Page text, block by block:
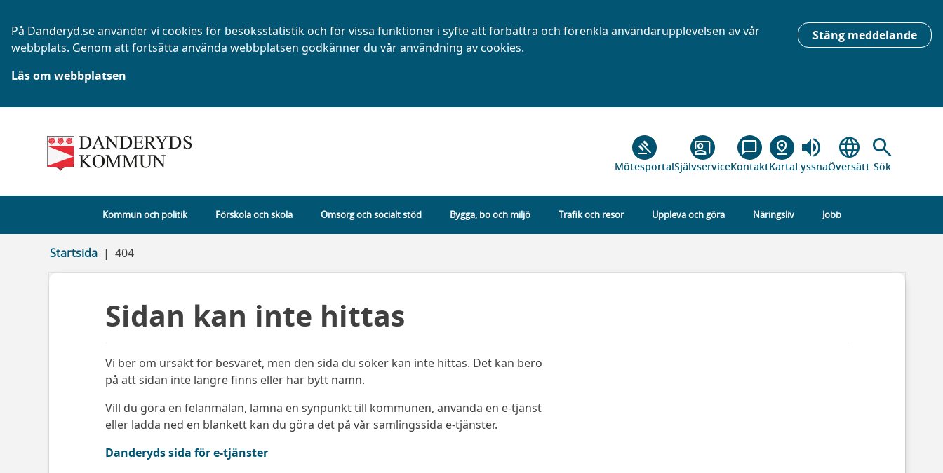
Stäng meddelande
På Danderyd.se använder vi cookies för besöksstatistik och för vissa funktioner i syfte att förbättra och förenkla användarupplevelsen av vår
webbplats. Genom att fortsätta använda webbplatsen godkänner du vår användning av cookies.
Läs om webbplatsen
gavel
Mötesportal
co_present
Självservice
chat_bubble_outline
Kontakt
pin_drop
Karta
volume_up
Lyssna
language
Översätt
search
Sök
Kommun och politik Förskola och skola Omsorg och socialt stöd Bygga, bo och miljö Trafik och resor Uppleva och göra Näringsliv Jobb
Startsida 404
Sidan kan inte hittas
Vi ber om ursäkt för besväret, men den sida du söker kan inte hittas. Det kan bero
på att sidan inte längre finns eller har bytt namn.
Vill du göra en felanmälan, lämna en synpunkt till kommunen, använda en e-tjänst
eller ladda ned en blankett kan du göra det på vår samlingssida e-tjänster.
Danderyds sida för e-tjänster